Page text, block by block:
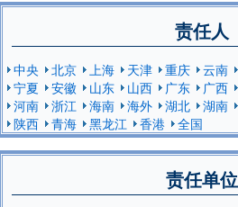
责任人
中央 北京 上海 天津 重庆 云南
宁夏
安徽 山东 山西 广东 广西
河南
浙江 海南 海外 湖北 湖南
陕西
青海 黑龙江 香港 全国
责任单位